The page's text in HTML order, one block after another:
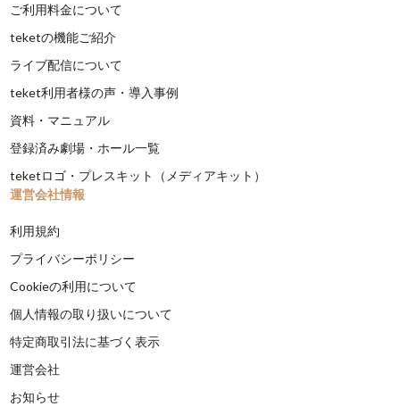
ご利用料金について
teketの機能ご紹介
ライブ配信について
teket利用者様の声・導入事例
資料・マニュアル
登録済み劇場・ホール一覧
teketロゴ・プレスキット（メディアキット）
運営会社情報
利用規約
プライバシーポリシー
Cookieの利用について
個人情報の取り扱いについて
特定商取引法に基づく表示
運営会社
お知らせ